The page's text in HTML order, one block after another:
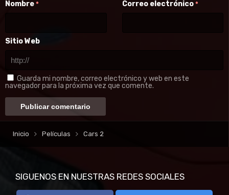
Nombre * Correo electrónico *
Sitio Web
Guarda mi nombre, correo electrónico y web en este
navegador para la próxima vez que comente.
Inicio Películas Cars 2
SIGUENOS EN NUESTRAS REDES SOCIALES